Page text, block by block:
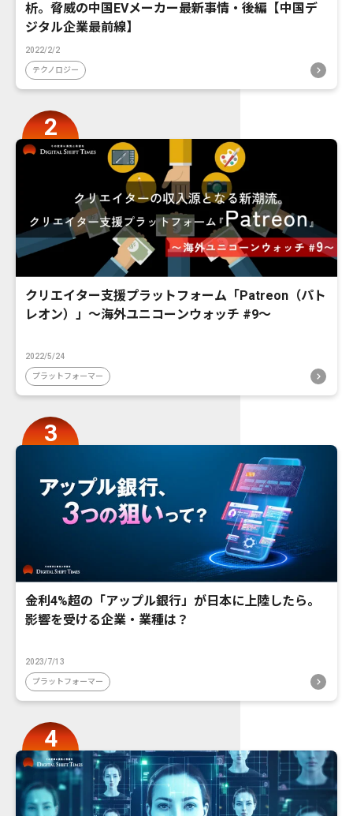
析。脅威の中国EVメーカー最新事情・後編【中国デ
ジタル企業最前線】
2022/2/2
テクノロジー
クリエイター支援プラットフォーム「Patreon（パト
レオン）」〜海外ユニコーンウォッチ #9〜
2022/5/24
プラットフォーマー
金利4%超の「アップル銀行」が日本に上陸したら。
影響を受ける企業・業種は？
2023/7/13
プラットフォーマー